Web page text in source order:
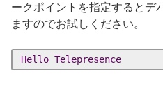
ークポイントを指定するとデ
ますのでお試しください。
Hello Telepresence